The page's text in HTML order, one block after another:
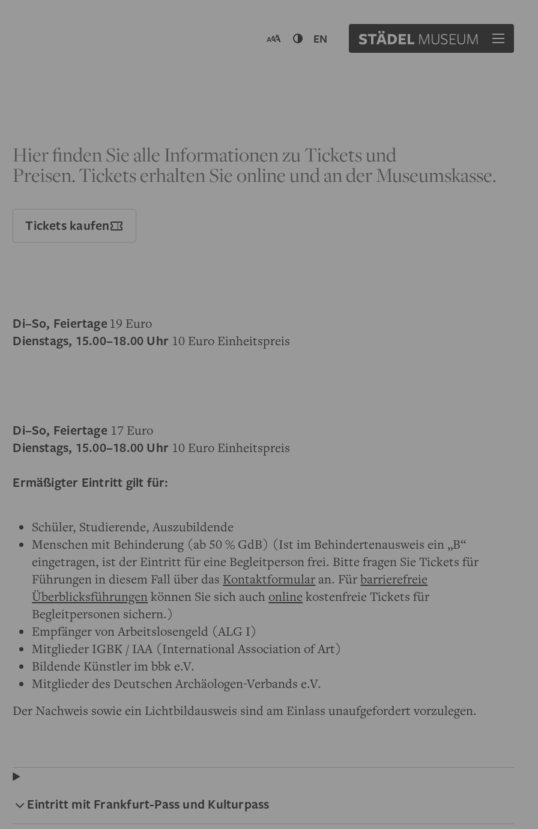
EN
Hier finden Sie alle Informationen zu Tickets und
Preisen. Tickets erhalten Sie online und an der Museumskasse.
Tickets kaufen
Di–So, Feiertage 19 Euro
Dienstags, 15.00–18.00 Uhr 10 Euro Einheitspreis
Di–So, Feiertage 17 Euro
Dienstags, 15.00–18.00 Uhr 10 Euro Einheitspreis
Ermäßigter Eintritt gilt für:
Schüler, Studierende, Auszubildende
Menschen mit Behinderung (ab 50 % GdB) (Ist im Behindertenausweis ein „B“
eingetragen, ist der Eintritt für eine Begleitperson frei. Bitte fragen Sie Tickets für
Führungen in diesem Fall über das Kontaktformular an. Fürbarrierefreie
Überblicksführungenkönnen Sie sich auch online kostenfreie Tickets für
Begleitpersonen sichern.)
Empfänger von Arbeitslosengeld (ALG I)
Mitglieder IGBK / IAA (International Association of Art)
Bildende Künstler im bbk e.V.
Mitglieder des Deutschen Archäologen-Verbands e.V.
Der Nachweis sowie ein Lichtbildausweis sind am Einlass unaufgefordert vorzulegen.
Eintritt mit Frankfurt-Pass und Kulturpass